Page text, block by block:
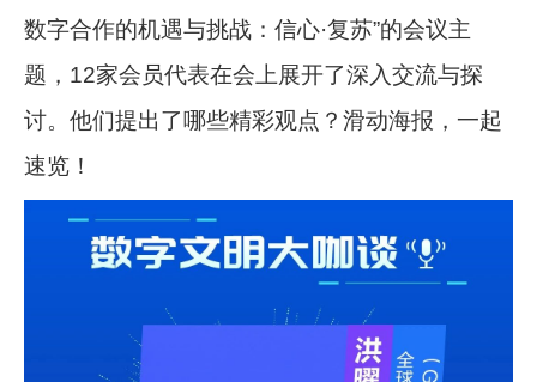
数字合作的机遇与挑战：信心·复苏”的会议主
题，12家会员代表在会上展开了深入交流与探
讨。他们提出了哪些精彩观点？滑动海报，一起
速览！